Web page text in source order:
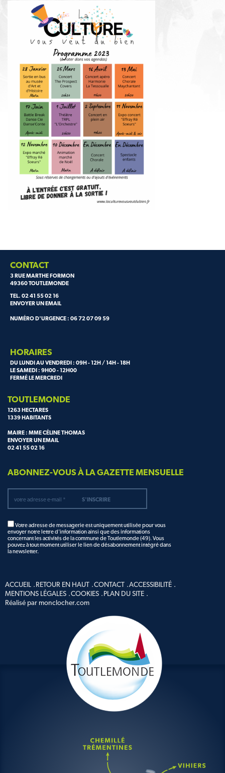
CONTACT
3 RUE MARTHE FORMON
49360 TOUTLEMONDE
TEL. 02 41 55 02 16
ENVOYER UN EMAIL
NUMÉRO D'URGENCE : 06 72 07 09 59
HORAIRES
DU LUNDI AU VENDREDI : 09H - 12H / 14H - 18H
LE SAMEDI : 9H00 - 12H00
FERMÉ LE MERCREDI
TOUTLEMONDE
1263 HECTARES
1339 HABITANTS
MAIRE : MME CÉLINE THOMAS
ENVOYER UN EMAIL
02 41 55 02 16
ABONNEZ-VOUS À LA GAZETTE MENSUELLE
Votre adresse de messagerie est uniquement utilisée pour vous
envoyer notre lettre d'information ainsi que des informations
concernant les activités de la commune de Toutlemonde (49). Vous
pouvez à tout moment utiliser le lien de désabonnement intégré dans
la newsletter.
ACCUEIL RETOUR EN HAUT CONTACT ACCESSIBILITÉ
MENTIONS LÉGALES COOKIES
PLAN DU SITE
Réalisé par monclocher.com